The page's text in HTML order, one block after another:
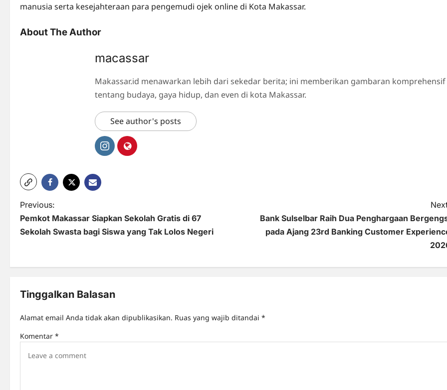
manusia serta kesejahteraan para pengemudi ojek online di Kota Makassar.
About The Author
macassar
Makassar.id menawarkan lebih dari sekedar berita; ini memberikan gambaran komprehensif
tentang budaya, gaya hidup, dan even di kota Makassar.
See author's posts
P
o
a
v
i
Previous:
Pemkot Makassar Siapkan Sekolah Gratis di 67
Sekolah Swasta bagi Siswa yang Tak Lolos Negeri
Bank Sulselbar Raih Dua Penghargaan
pada Ajang 23rd Banking Customer
Tinggalkan Balasan
Alamat email Anda tidak akan dipublikasikan. Ruas yang wajib ditandai *
Komentar *